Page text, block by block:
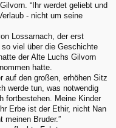
“Ihr werdet geliebt und
- nicht um seine
Lossarnach, der erst
viel über die Geschichte
der Alte Luchs Gilvorn
hatte.
auf den großen, erhöhen Sitz
werde tun, was notwendig
fortbestehen. Meine Kinder
Erbe ist der Ethir, nicht Nan
meinen Bruder.”